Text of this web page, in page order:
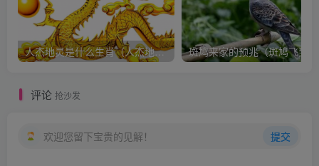
人杰地灵是什么生肖（人杰地灵打正确生肖）
评论 抢沙发
欢迎您留下宝贵的见解！ 提交